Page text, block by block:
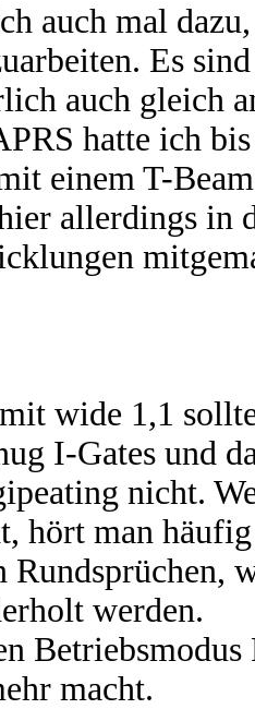
auch mal
Es
auch gleich
hatte ich
einem T-
allerdings in
wide 1,1
I-Gates und
nicht.
hört man
Rundsprüchen,
werden.
macht.